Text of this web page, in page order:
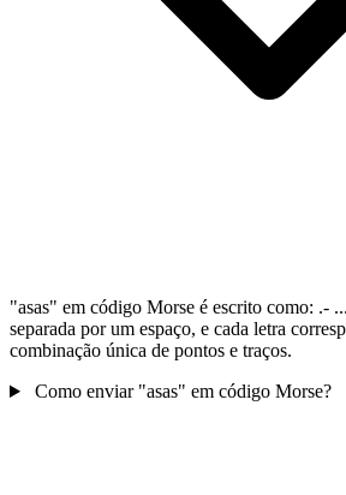
"asas" em código Morse é escrito como: .-
separada por um espaço, e cada letra
combinação única de pontos e traços.
Como enviar "asas" em código Morse?